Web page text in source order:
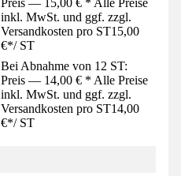
inkl. MwSt. und ggf. zzgl.
Versandkosten pro ST15,00
€*/ ST
Bei Abnahme von 12 ST:
Preis — 14,00 € * Alle Preise
inkl. MwSt. und ggf. zzgl.
Versandkosten pro ST14,00
€*/ ST